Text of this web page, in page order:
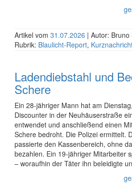
Artikel vom 31.07.2026 | Autor:
Rubrik: Blaulicht-Report,
Ladendiebstahl und
Schere
Ein 28-jähriger Mann hat am
Discounter in der Neuhäuserstraße
entwendet und anschließend einen
Schere bedroht. Die Polizei ermittelt.
passierte den Kassenbereich, ohne
bezahlen. Ein 19-jähriger Mitarbeiter
– woraufhin der Täter ihn beleidigte